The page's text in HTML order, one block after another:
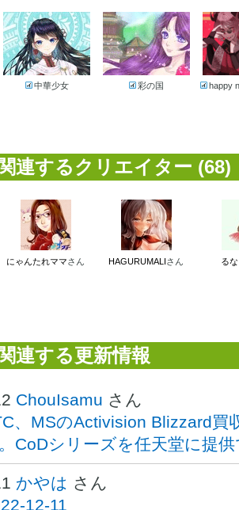
中華少女 彩の国 happy
連するクリエイター (68)
にゃんたれママさん HAGURUMALI さん る
連する更新情報
ChouIsamu さん
、MSのActivision Blizzard買
CoDシリーズを任天堂に提
かやは さん
12-11